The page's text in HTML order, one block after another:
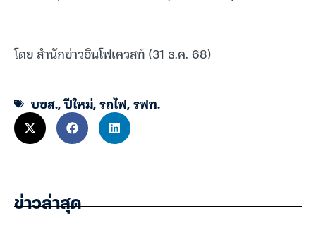
โดย สำนักข่าวอินโฟเควสท์ (31 ธ.ค. 68)
บขส.,ปีใหม่,รถไฟ,รฟท.
ข่าวล่าสุด